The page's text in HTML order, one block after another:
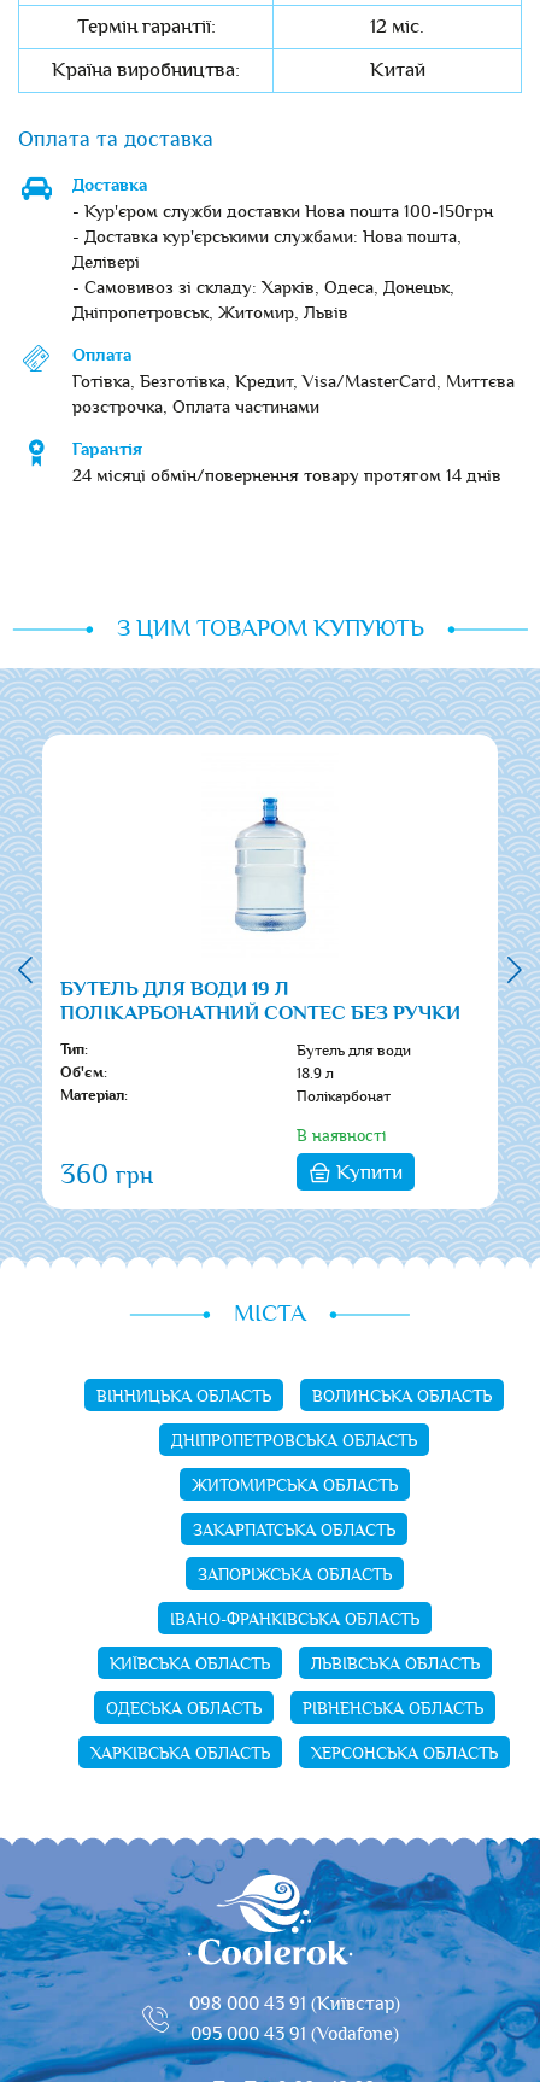
Термін гарантії:
12 міс.
Країна виробництва:
Китай
Оплата та доставка
Доставка
- Кур'єром служби доставки Нова пошта 100-150грн
- Доставка кур'єрськими службами: Нова пошта,
Делівері
- Самовивоз зі складу: Харків, Одеса, Донецьк,
Дніпропетровськ, Житомир, Львів
Оплата
Готівка, Безготівка, Кредит, Visa/MasterCard, Миттєва
розстрочка, Оплата частинами
Гарантія
24 місяці обмін/повернення товару протягом 14 днів
З ЦИМ ТОВАРОМ КУПУЮТЬ
БУТЕЛЬ ДЛЯ ВОДИ 19 Л
ПОЛІКАРБОНАТНИЙ CONTEC БЕЗ РУЧКИ
Тип: Бутель для води
Об'єм: 18.9 л
Матеріал: Полікарбонат
360 грн
В наявності
Купити
МІСТА
ВІННИЦЬКА ОБЛАСТЬ
ВОЛИНСЬКА ОБЛАСТЬ
ДНІПРОПЕТРОВСЬКА ОБЛАСТЬ
ЖИТОМИРСЬКА ОБЛАСТЬ
ЗАКАРПАТСЬКА ОБЛАСТЬ
ЗАПОРІЖСЬКА ОБЛАСТЬ
ІВАНО-ФРАНКІВСЬКА ОБЛАСТЬ
КИЇВСЬКА ОБЛАСТЬ
ЛЬВІВСЬКА ОБЛАСТЬ
ОДЕСЬКА ОБЛАСТЬ
РІВНЕНСЬКА ОБЛАСТЬ
ХАРКІВСЬКА ОБЛАСТЬ
ХЕРСОНСЬКА ОБЛАСТЬ
098 000 43 91 (Київстар)
095 000 43 91 (Vodafone)